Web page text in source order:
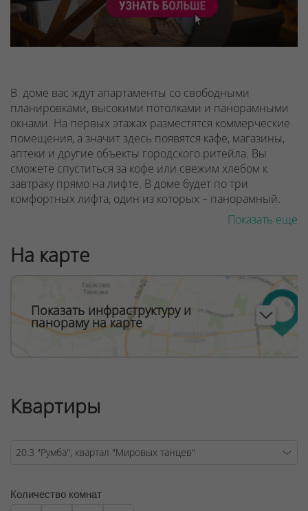
В доме вас ждут апартаменты со свободными
планировками, высокими потолками и панорамными
окнами. На первых этажах разместятся коммерческие
помещения, а значит здесь появятся кафе, магазины,
аптеки и другие объекты городского ритейла. Вы
сможете спуститься за кофе или свежим хлебом к
завтраку прямо на лифте. В доме будет по три
комфортных лифта, один из которых – панорамный.
Дом Румба расположен в квартале Мировых танцев -
- В центре запроектированы две школы
- Готовый детский сад есть через дорогу в квартале
«Южная Европа»
- Транзитное движение транспорта исключено
- Спортивные и детские площадки возле каждого дома
- Деловой квартал МФЦ и крупнейший торгово-
Показать еще
На карте
Показать инфраструктуру и
панораму на карте
Квартиры
Количество комнат